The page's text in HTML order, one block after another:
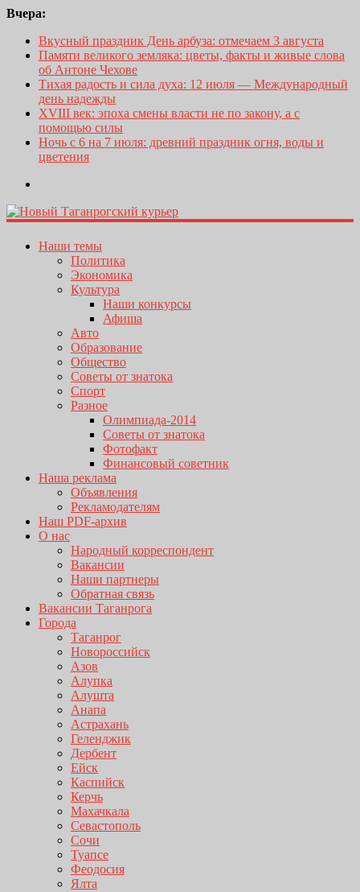
Вчера:
Вкусный праздник День арбуза: отмечаем 3 августа
Памяти великого земляка: цветы, факты и живые слова
об Антоне Чехове
Тихая радость и сила духа: 12 июля — Международный
день надежды
XVIII век: эпоха смены власти не по закону, а с
помощью силы
Ночь с 6 на 7 июля: древний праздник огня, воды и
цветения
Наши темы
Политика
Экономика
Культура
Наши конкурсы
Афиша
Авто
Образование
Общество
Советы от знатока
Спорт
Разное
Олимпиада-2014
Советы от знатока
Фотофакт
Финансовый советник
Наша реклама
Объявления
Рекламодателям
Наш PDF-архив
О нас
Народный корреспондент
Вакансии
Наши партнеры
Обратная связь
Вакансии Таганрога
Города
Таганрог
Новороссийск
Азов
Алупка
Алушта
Анапа
Астрахань
Геленджик
Дербент
Ейск
Каспийск
Керчь
Махачкала
Севастополь
Сочи
Туапсе
Феодосия
Ялта